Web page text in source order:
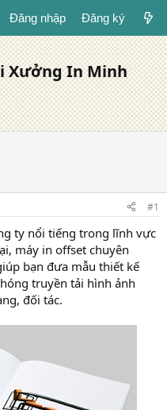
Đăng nhập Đăng ký
Xưởng In Minh
#1
ty nổi tiếng trong lĩnh vực
máy in offset chuyên
bạn đưa mẫu thiết kế
truyền tải hình ảnh
đối tác.